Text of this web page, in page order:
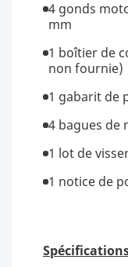
4 gonds
mm
1 boîtier de
non fournie)
1 gabarit de
4 bagues de
1 lot de
1 notice de